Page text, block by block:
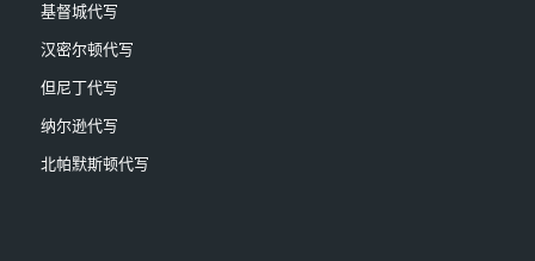
基督城代写
汉密尔顿代写
但尼丁代写
纳尔逊代写
北帕默斯顿代写